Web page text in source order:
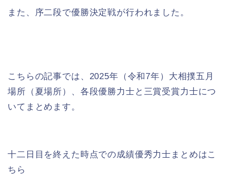
また、序二段で優勝決定戦が行われました。
こちらの記事では、2025年（令和7年）大相撲五月
場所（夏場所）、各段優勝力士と三賞受賞力士につ
いてまとめます。
十二日目を終えた時点での成績優秀力士まとめはこ
ちら